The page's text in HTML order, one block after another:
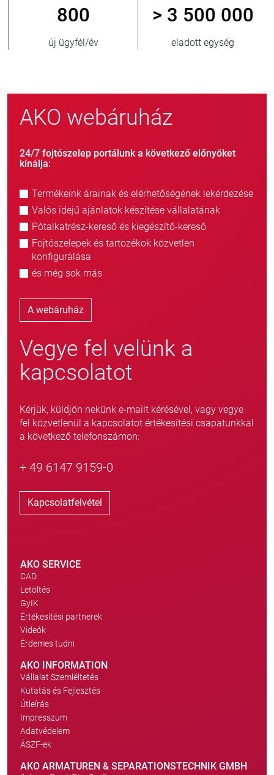
800
új ügyfél/év
> 3 500 000
eladott egység
AKO webáruház
24/7 fojtószelep portálunk a következő előnyöket
kínálja:
Termékeink árainak és elérhetőségének lekérdezése
Valós idejű ajánlatok készítése vállalatának
Pótalkatrész-kereső és kiegészítő-kereső
Fojtószelepek és tartozékok közvetlen
konfigurálása
és még sok más
A webáruház
Vegye fel velünk a
kapcsolatot
Kérjük, küldjön nekünk e-mailt kérésével, vagy vegye
fel közvetlenül a kapcsolatot értékesítési csapatunkkal
a következő telefonszámon:
+ 49 6147 9159-0
Kapcsolatfelvétel
AKO SERVICE
CAD
Letöltés
GyIK
Értékesítési partnerek
Videók
Érdemes tudni
AKO INFORMATION
Vállalat Szemléltetés
Kutatás és Fejlesztés
Útleírás
Impresszum
Adatvédelem
ÁSZF-ek
AKO ARMATUREN & SEPARATIONSTECHNIK GMBH